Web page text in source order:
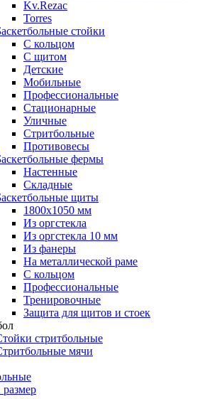
Kv.Rezac
Torres
стойки
С кольцом
С щитом
Детские
Мобильные
Профессиональные
Стационарные
Уличные
Стритбольные
Противовесы
фермы
Настенные
Складные
щиты
1800х1050 мм
Из оргстекла
Из оргстекла 10 мм
Из фанеры
На металлической раме
С кольцом
Профессиональные
Тренировочные
Защита для щитов и стоек
стритбольные
мячи
размер